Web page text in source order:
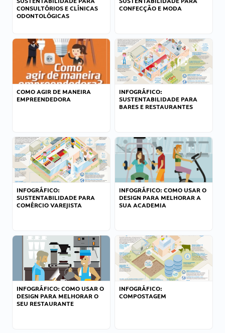
CONSULTÓRIOS E CLÍNICAS
ODONTOLÓGICAS
CONFECÇÃO E MODA
COMO AGIR DE MANEIRA
EMPREENDEDORA
INFOGRÁFICO:
SUSTENTABILIDADE PARA
BARES E RESTAURANTES
INFOGRÁFICO:
SUSTENTABILIDADE PARA
COMÉRCIO VAREJISTA
INFOGRÁFICO: COMO USAR O
DESIGN PARA MELHORAR A
SUA ACADEMIA
INFOGRÁFICO: COMO USAR O
DESIGN PARA MELHORAR O
SEU RESTAURANTE
INFOGRÁFICO:
COMPOSTAGEM